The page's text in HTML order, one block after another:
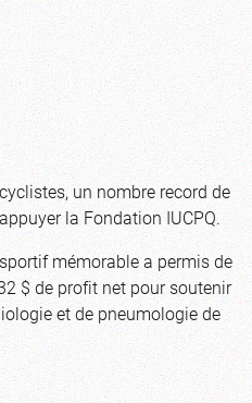
un nombre record de
la Fondation IUCPQ.
mémorable a permis de
$ de profit net pour soutenir
et de pneumologie de